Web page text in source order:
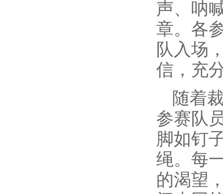
声、呐
章。各
队入场
信，充
随着
参赛队
脚如钉
绳。每
的渴望